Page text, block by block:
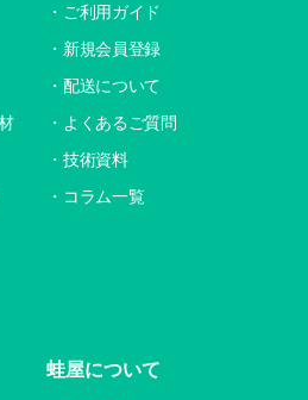
ご利用ガイド
新規会員登録
配送について
よくあるご質問
技術資料
コラム一覧
蛙屋について